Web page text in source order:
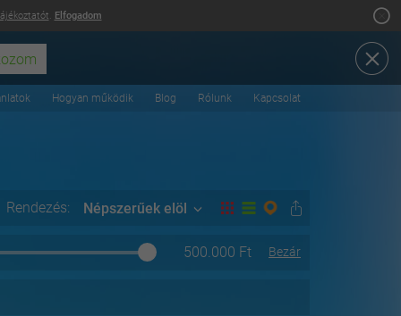
. Elfogadom
Hogyan működik Blog Rólunk Kapcsolat
Rendezés: Népszerűek elöl
Bezár
500.000 Ft